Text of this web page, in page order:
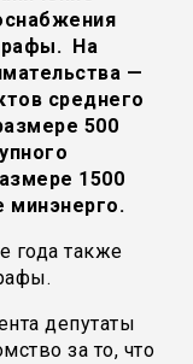
На
—
среднего
500
1500
минэнерго.
года также
депутаты
за то, что